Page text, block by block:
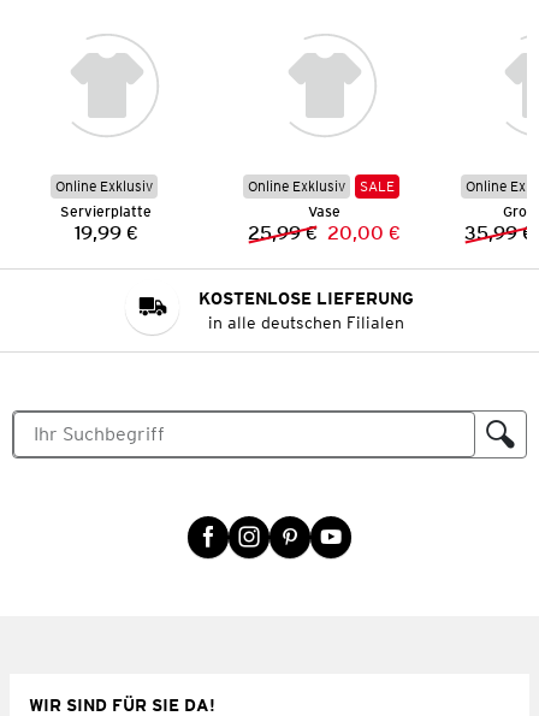
Online Exklusiv
Servierplatte
Preis:
19,99 €
Online Exklusiv
SALE
Vase
Vorheriger Preis:
25,99 € Neuer Preis:
20,00 €
Online
35,99 €
KOSTENLOSE LIEFERUNG
in alle deutschen Filialen
WIR SIND FÜR SIE DA!